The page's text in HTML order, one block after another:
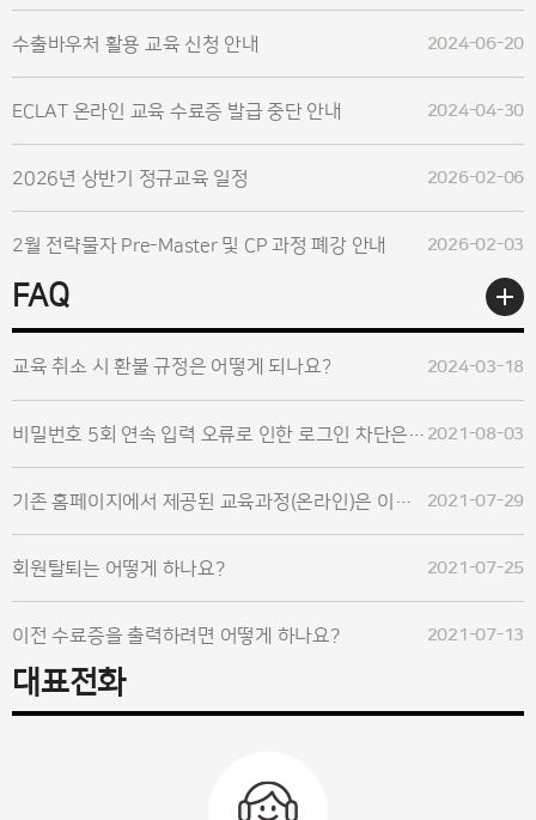
수출바우처 활용 교육 신청 안내 2024-06-20
ECLAT 온라인 교육 수료증 발급 중단 안내 2024-04-30
2026년 상반기 정규교육 일정 2026-02-06
2월 전략물자 Pre-Master 및 CP 과정 폐강 안내 2026-02-03
FAQ 더보기
교육 취소 시 환불 규정은 어떻게 되나요? 2024-03-18
비밀번호 5회 연속 입력 오류로 인한 로그인 차단은 어떻게 해제하나요? 2021-08-03
기존 홈페이지에서 제공된 교육과정(온라인)은 이용할 수 없나요? 2021-07-29
회원탈퇴는 어떻게 하나요? 2021-07-25
이전 수료증을 출력하려면 어떻게 하나요? 2021-07-13
대표전화